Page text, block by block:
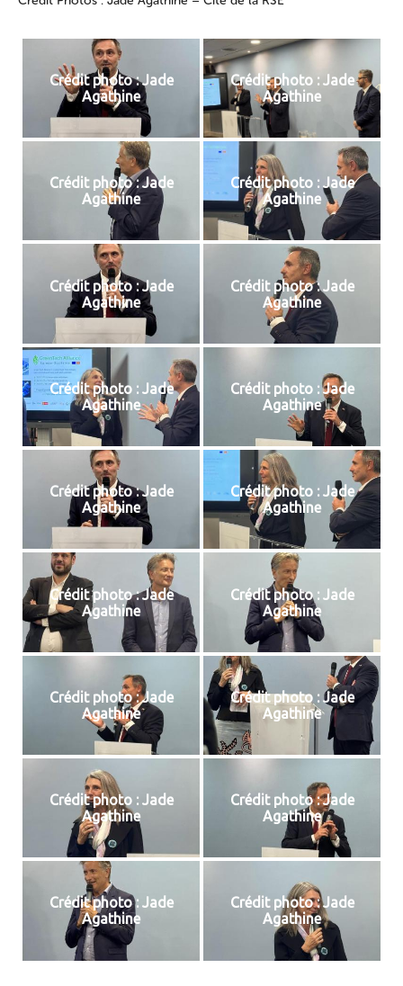
Crédit photo : Jade
Agathine
Crédit photo : Jade
Agathine
Crédit photo : Jade
Agathine
Crédit photo : Jade
Agathine
Crédit photo : Jade
Agathine
Crédit photo : Jade
Agathine
Crédit photo : Jade
Agathine
Crédit photo : Jade
Agathine
Crédit photo : Jade
Agathine
Crédit photo : Jade
Agathine
Crédit photo : Jade
Agathine
Crédit photo : Jade
Agathine
Crédit photo : Jade
Agathine
Crédit photo : Jade
Agathine
Crédit photo : Jade
Agathine
Crédit photo : Jade
Agathine
Crédit photo : Jade
Agathine
Crédit photo : Jade
Agathine